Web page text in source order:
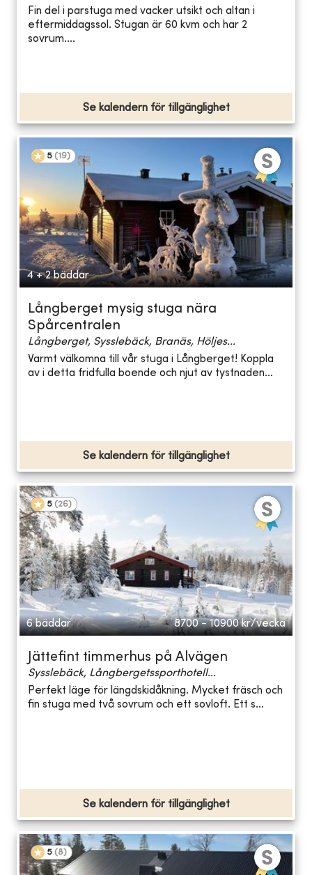
Fin del i parstuga med vacker utsikt och altan i
eftermiddagssol. Stugan är 60 kvm och har 2
sovrum....
Se kalendern för tillgänglighet
5 (19)
4 + 2 bäddar
Långberget mysig stuga nära
Spårcentralen
Långberget, Sysslebäck, Branäs, Höljes...
Varmt välkomna till vår stuga i Långberget! Koppla
av i detta fridfulla boende och njut av tystnaden...
Se kalendern för tillgänglighet
5 (26)
6 bäddar 8700 - 10900 kr/vecka
Jättefint timmerhus på Alvägen
Sysslebäck, Långbergetssporthotell...
Perfekt läge för längdskidåkning. Mycket fräsch och
fin stuga med två sovrum och ett sovloft. Ett s...
Se kalendern för tillgänglighet
5 (8)